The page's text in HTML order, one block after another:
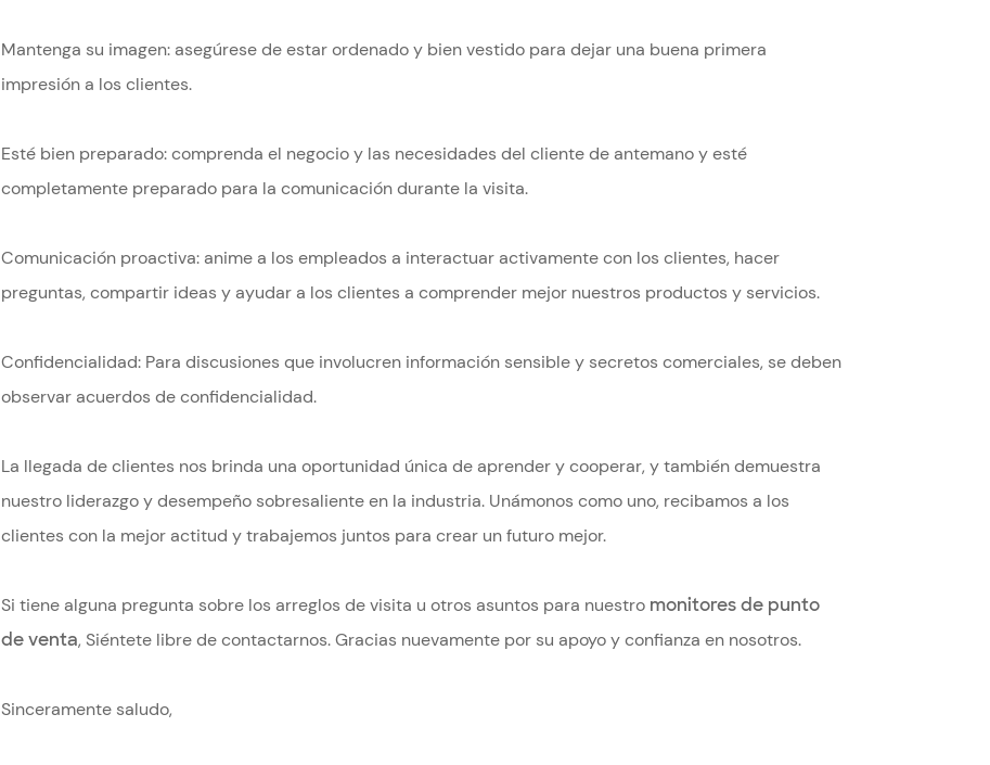
Mantenga su imagen: asegúrese de estar ordenado y bien vestido para dejar una buena primera
impresión a los clientes.
Esté bien preparado: comprenda el negocio y las necesidades del cliente de antemano y esté
completamente preparado para la comunicación durante la visita.
Comunicación proactiva: anime a los empleados a interactuar activamente con los clientes, hacer
preguntas, compartir ideas y ayudar a los clientes a comprender mejor nuestros productos y servicios.
Confidencialidad: Para discusiones que involucren información sensible y secretos comerciales, se deben
observar acuerdos de confidencialidad.
La llegada de clientes nos brinda una oportunidad única de aprender y cooperar, y también demuestra
nuestro liderazgo y desempeño sobresaliente en la industria. Unámonos como uno, recibamos a los
clientes con la mejor actitud y trabajemos juntos para crear un futuro mejor.
Si tiene alguna pregunta sobre los arreglos de visita u otros asuntos para nuestro monitores de punto
de venta, Siéntete libre de contactarnos. Gracias nuevamente por su apoyo y confianza en nosotros.
Sinceramente saludo,